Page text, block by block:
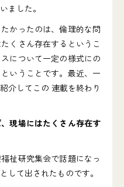
ました。
かったのは、倫理的な問
くさん存在するというこ
について一定の様式にの
いうことです。最近、一
介してこの 連載を終わり
現場にはたくさん存在す
祉研究集会で話題になっ
して出されたものです。